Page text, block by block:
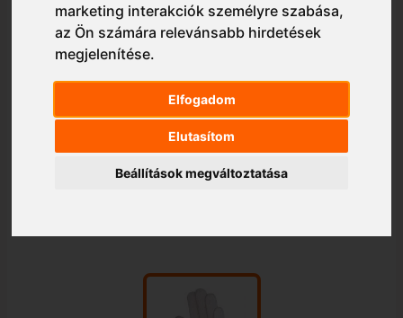
marketing interakciók személyre szabása,
az Ön számára relevánsabb hirdetések
megjelenítése.
Elfogadom
Elutasítom
Beállítások megváltoztatása